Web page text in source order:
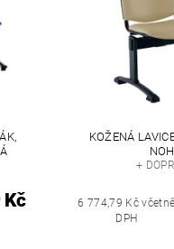
Kč
KOŽENÁ
+
6 774,79 Kč včetně
DPH